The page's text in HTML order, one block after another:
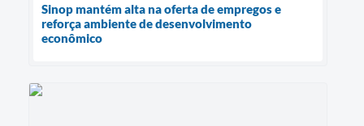
Sinop mantém alta na oferta de empregos e
reforça ambiente de desenvolvimento
econômico